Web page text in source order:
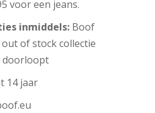
voor een jeans.
inmiddels: Boof
of stock collectie
doorloopt
14 jaar